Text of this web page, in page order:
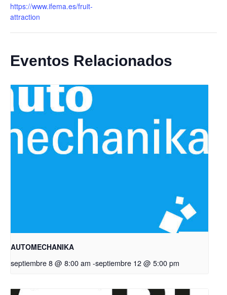
https://www.ifema.es/fruit-
attraction
Eventos Relacionados
AUTOMECHANIKA
septiembre 8 @ 8:00 am -septiembre 12 @ 5:00 pm